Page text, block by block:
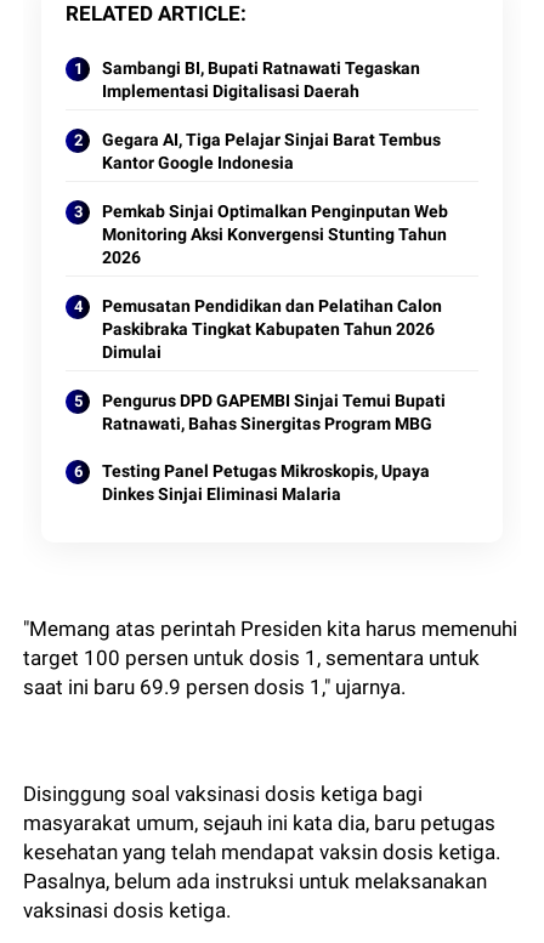
RELATED ARTICLE
Sambangi BI, Bupati Ratnawati Tegaskan
Implementasi Digitalisasi Daerah
Gegara AI, Tiga Pelajar Sinjai Barat Tembus
Kantor Google Indonesia
Pemkab Sinjai Optimalkan Penginputan Web
Monitoring Aksi Konvergensi Stunting Tahun
2026
Pemusatan Pendidikan dan Pelatihan Calon
Paskibraka Tingkat Kabupaten Tahun 2026
Dimulai
Pengurus DPD GAPEMBI Sinjai Temui Bupati
Ratnawati, Bahas Sinergitas Program MBG
Testing Panel Petugas Mikroskopis, Upaya
Dinkes Sinjai Eliminasi Malaria
"Memang atas perintah Presiden kita harus memenuhi
target 100 persen untuk dosis 1, sementara untuk
saat ini baru 69.9 persen dosis 1," ujarnya.
Disinggung soal vaksinasi dosis ketiga bagi
masyarakat umum, sejauh ini kata dia, baru petugas
kesehatan yang telah mendapat vaksin dosis ketiga.
Pasalnya, belum ada instruksi untuk melaksanakan
vaksinasi dosis ketiga.